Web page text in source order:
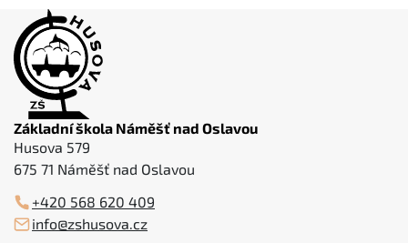
Základní škola Náměšť nad Oslavou
Husova 579
675 71 Náměšť nad Oslavou
+420 568 620 409
info@zshusova.cz